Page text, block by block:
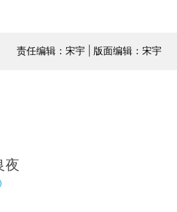
责任编辑：宋宇 | 版面编辑：宋宇
夜